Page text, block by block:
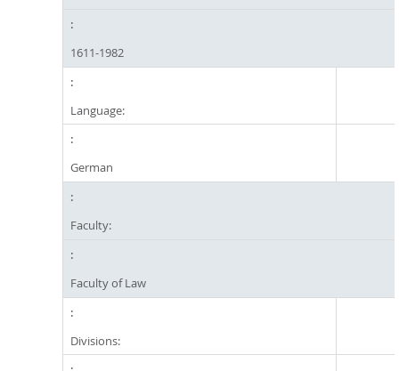
1611-1982
Language:
German
Faculty:
Faculty of Law
Divisions: